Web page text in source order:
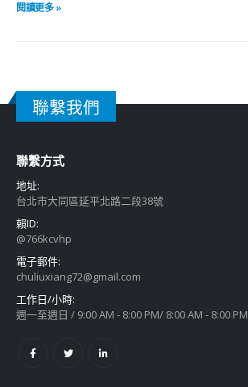
閱讀更多 »
聯繫我們
聯繫方式
地址:
台北市大同區延平北路二段38號
賴ID:
@766kcvhp
電子郵件:
chuliuxiang72@gmail.com
工作日/小時:
週一至週日 / 9:00 AM - 8:00 PM/ 8:00 AM - 8:00 PM